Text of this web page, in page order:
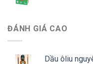
ĐÁNH GIÁ CAO
Dầu ôliu